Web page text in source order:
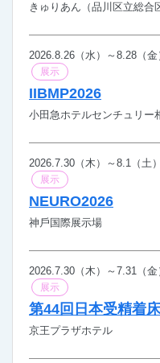
きゅりあん（品川区立総合
2026.8.26（水）～8.28（金
展示
IIBMP2026
小田急ホテルセンチュリー
2026.7.30（木）～8.1（土）
展示
NEURO2026
神⼾国際展示場
2026.7.30（木）～7.31（金
展示
第44回日本受精着
京王プラザホテル